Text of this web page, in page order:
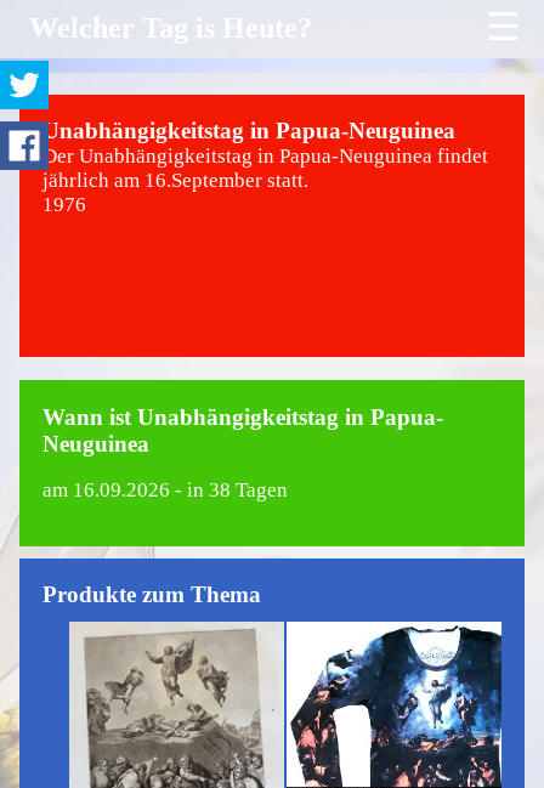
Welcher Tag is Heute? ☰
Unabhängigkeitstag in Papua-Neuguinea
Der Unabhängigkeitstag in Papua-Neuguinea findet
jährlich am 16.September statt.
1976
Wann ist Unabhängigkeitstag in Papua-
Neuguinea
am 16.09.2026 - in 38 Tagen
Produkte zum Thema